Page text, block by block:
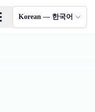
Korean — 한국어